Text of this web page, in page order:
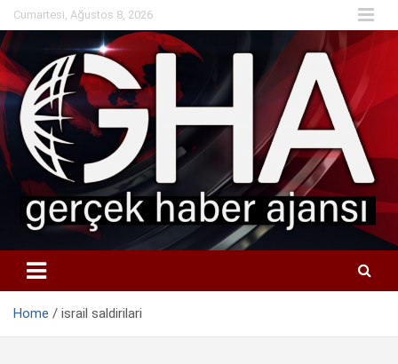
Skip
to
content
Cumartesi, Ağustos 8, 2026
Home israil saldirilari